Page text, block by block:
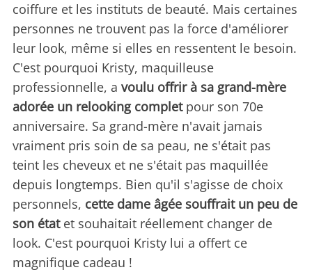
coiffure et les instituts de beauté. Mais certaines
personnes ne trouvent pas la force d'améliorer
leur look, même si elles en ressentent le besoin.
C'est pourquoi Kristy, maquilleuse
professionnelle, a voulu offrir à sa grand-mère
adorée un relooking completpour son 70e
anniversaire. Sa grand-mère n'avait jamais
vraiment pris soin de sa peau, ne s'était pas
teint les cheveux et ne s'était pas maquillée
depuis longtemps. Bien qu'il s'agisse de choix
personnels, cette dame âgée souffrait un peu de
son étatet souhaitait réellement changer de
look. C'est pourquoi Kristy lui a offert ce
magnifique cadeau !